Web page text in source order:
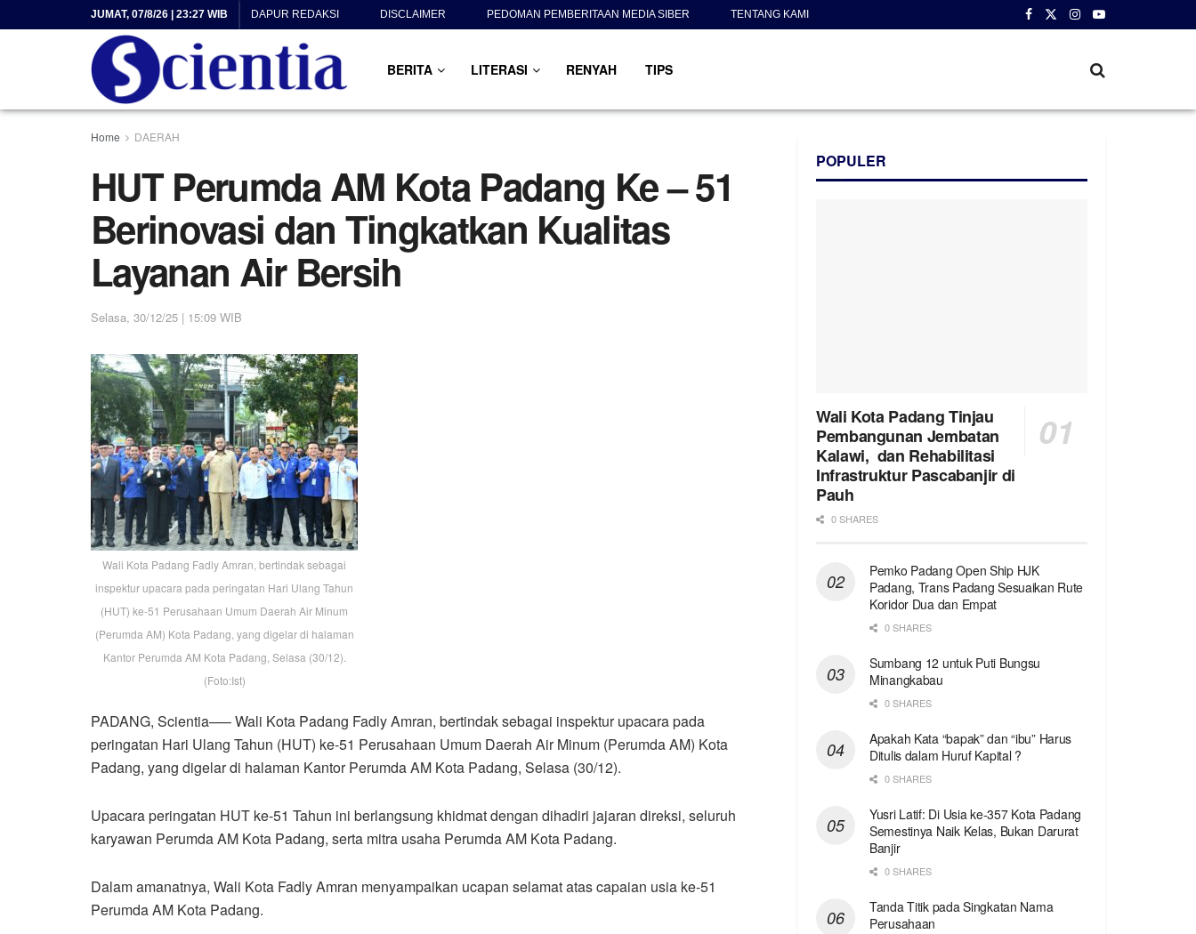
JUMAT, 07/8/26 | 23:27 WIB DAPUR REDAKSI DISCLAIMER PEDOMAN PEMBERITAAN MEDIA SIBER TENTANG KAMI
BERITA LITERASI RENYAH TIPS
Home DAERAH
HUT Perumda AM Kota Padang Ke – 51
Berinovasi dan Tingkatkan Kualitas
Layanan Air Bersih
Selasa, 30/12/25 | 15:09 WIB
Wali Kota Padang Fadly Amran, bertindak sebagai
inspektur upacara pada peringatan Hari Ulang Tahun
(HUT) ke-51 Perusahaan Umum Daerah Air Minum
(Perumda AM) Kota Padang, yang digelar di halaman
Kantor Perumda AM Kota Padang, Selasa (30/12).
(Foto:Ist)
PADANG, Scientia—– Wali Kota Padang Fadly Amran, bertindak sebagai inspektur upacara pada
peringatan Hari Ulang Tahun (HUT) ke-51 Perusahaan Umum Daerah Air Minum (Perumda AM) Kota
Padang, yang digelar di halaman Kantor Perumda AM Kota Padang, Selasa (30/12).
Upacara peringatan HUT ke-51 Tahun ini berlangsung khidmat dengan dihadiri jajaran direksi, seluruh
karyawan Perumda AM Kota Padang, serta mitra usaha Perumda AM Kota Padang.
Dalam amanatnya, Wali Kota Fadly Amran menyampaikan ucapan selamat atas capaian usia ke-51
Perumda AM Kota Padang.
POPULER
Wali Kota Padang Tinjau
Pembangunan Jembatan
Kalawi, dan Rehabilitasi
Infrastruktur Pascabanjir di
Pauh
0 SHARES
Pemko Padang Open Ship HJK
Padang, Trans Padang Sesuaikan Rute
Koridor Dua dan Empat
0 SHARES
Sumbang 12 untuk Puti Bungsu
Minangkabau
0 SHARES
Apakah Kata “bapak” dan “ibu” Harus
Ditulis dalam Huruf Kapital ?
0 SHARES
Yusri Latif: Di Usia ke-357 Kota Padang
Semestinya Naik Kelas, Bukan Darurat
Banjir
0 SHARES
Tanda Titik pada Singkatan Nama
Perusahaan